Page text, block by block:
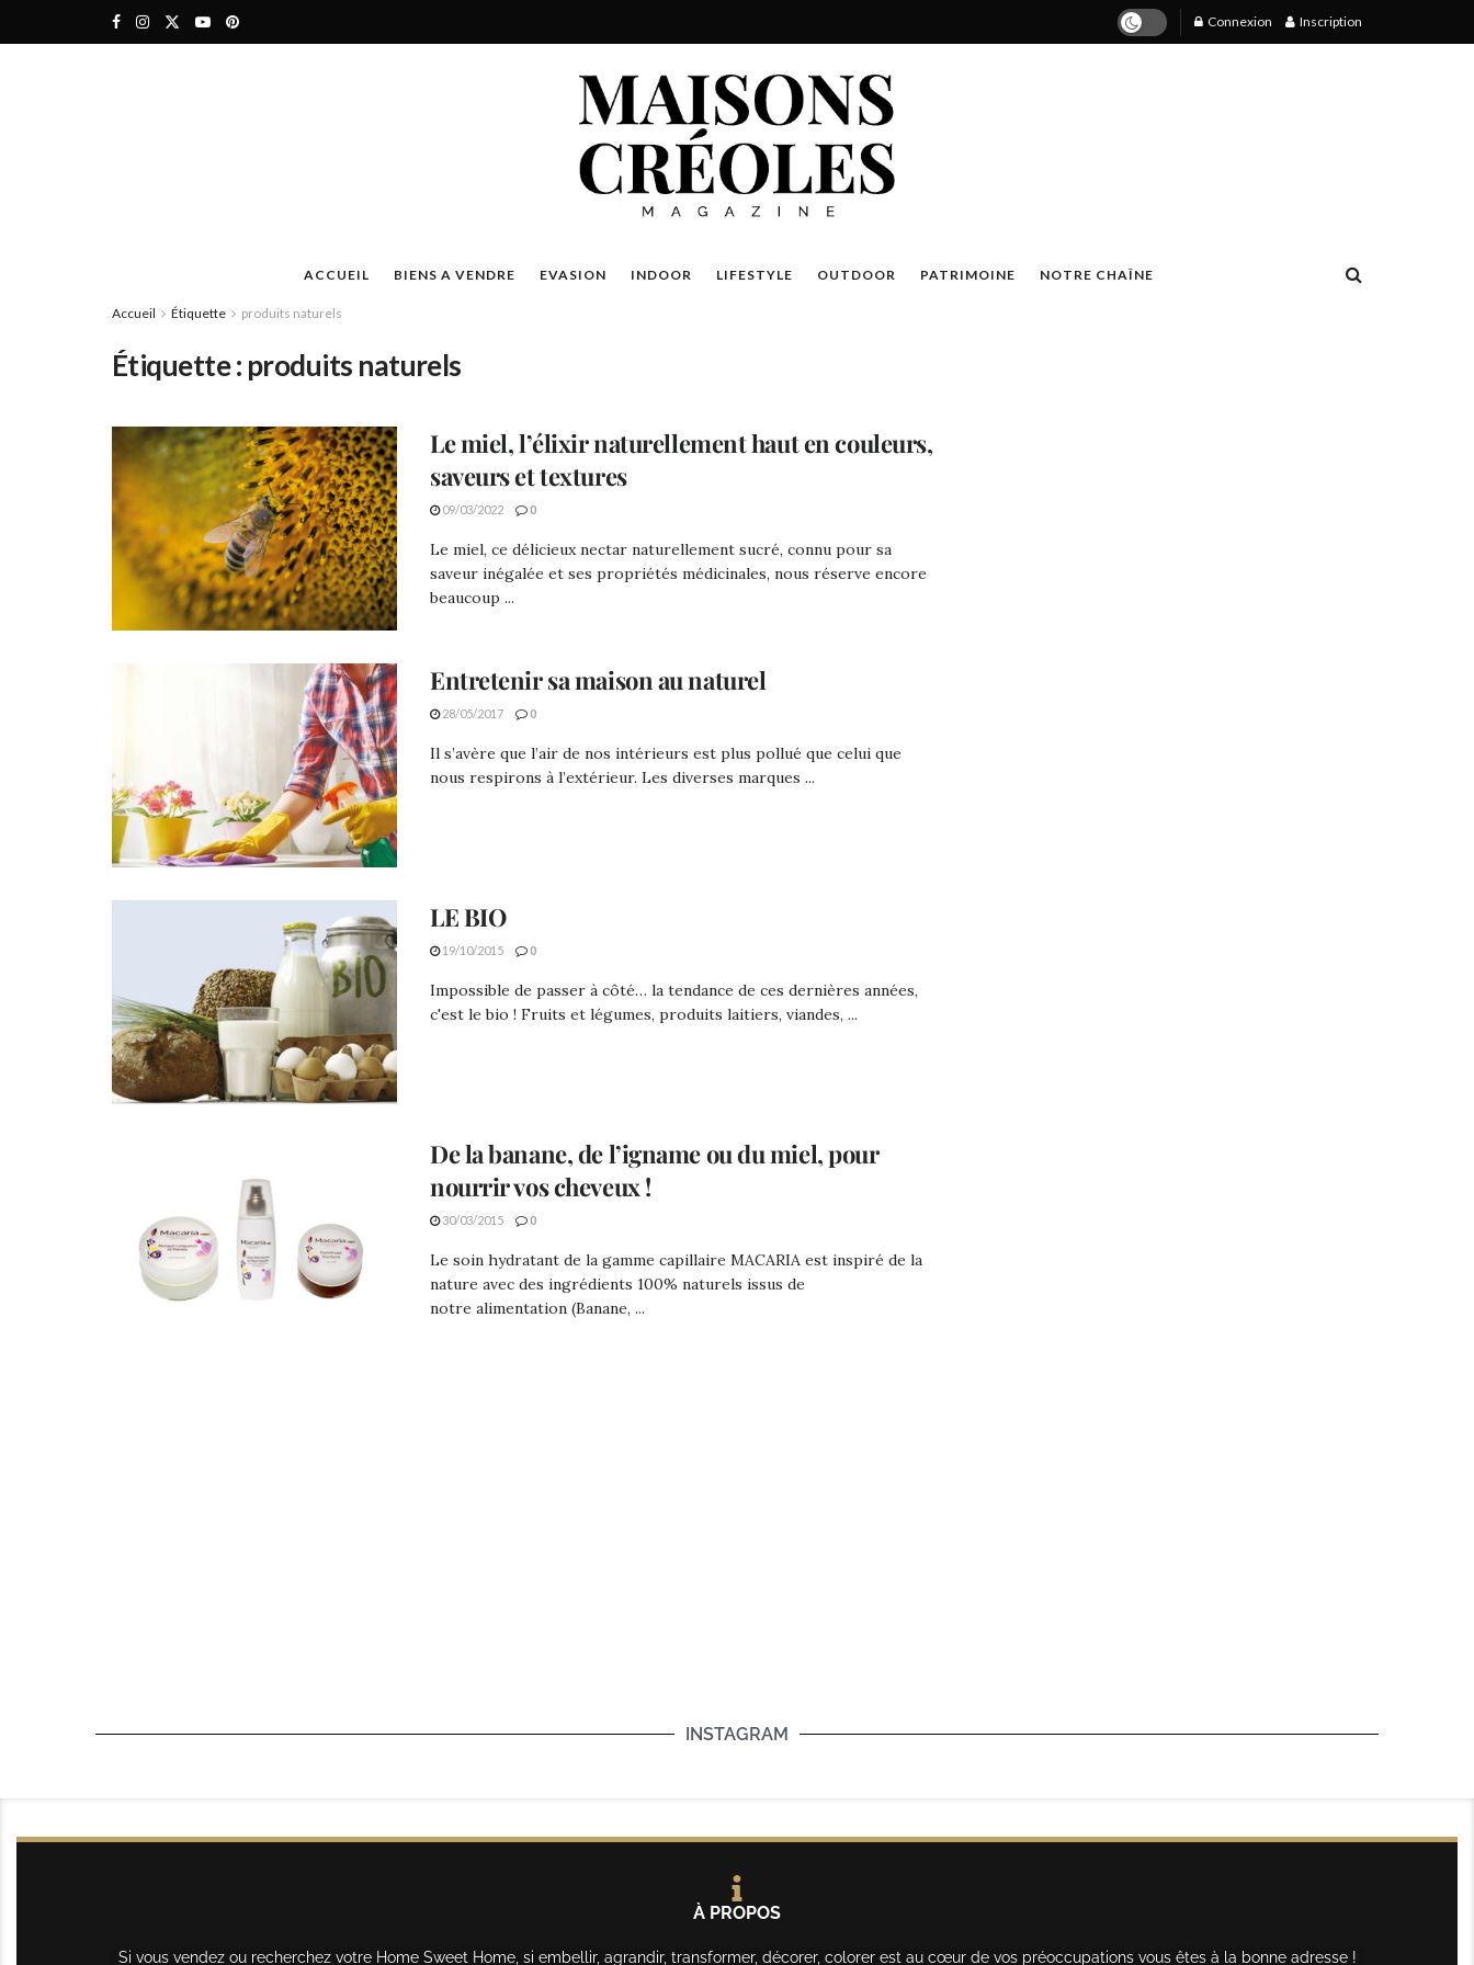
Connexion Inscription
ACCUEIL BIENS A VENDRE EVASION INDOOR LIFESTYLE OUTDOOR PATRIMOINE NOTRE CHAÎNE
Accueil Étiquette produits naturels
Étiquette : produits naturels
Le miel, l’élixir naturellement haut en couleurs,
saveurs et textures
09/03/2022 0
Le miel, ce délicieux nectar naturellement sucré, connu pour sa
saveur inégalée et ses propriétés médicinales, nous réserve encore
beaucoup ...
Entretenir sa maison au naturel
28/05/2017 0
Il s’avère que l’air de nos intérieurs est plus pollué que celui que
nous respirons à l’extérieur. Les diverses marques ...
LE BIO
19/10/2015 0
Impossible de passer à côté… la tendance de ces dernières années,
c'est le bio ! Fruits et légumes, produits laitiers, viandes, ...
De la banane, de l’igname ou du miel, pour
nourrir vos cheveux !
30/03/2015 0
Le soin hydratant de la gamme capillaire MACARIA est inspiré de la
nature avec des ingrédients 100% naturels issus de
notre alimentation (Banane, ...
INSTAGRAM
À PROPOS
Si vous vendez ou recherchez votre Home Sweet Home, si embellir, agrandir, transformer, décorer, colorer est au cœur de vos préoccupations vous êtes à la bonne adresse !